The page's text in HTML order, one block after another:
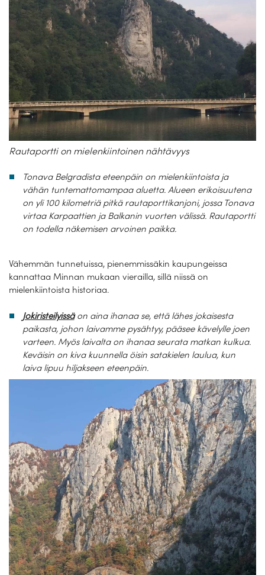
Rautaportti on mielenkiintoinen nähtävyys
Tonava Belgradista eteenpäin on mielenkiintoista ja
vähän tuntemattomampaa aluetta. Alueen erikoisuutena
on yli 100 kilometriä pitkä rautaporttikanjoni, jossa Tonava
virtaa Karpaattien ja Balkanin vuorten välissä. Rautaportti
on todella näkemisen arvoinen paikka.
Vähemmän tunnetuissa, pienemmissäkin kaupungeissa
kannattaa Minnan mukaan vierailla, sillä niissä on
mielenkiintoista historiaa.
Jokiristeilyissäon aina ihanaa se, että lähes jokaisesta
paikasta, johon laivamme pysähtyy, pääsee kävelylle joen
varteen. Myös laivalta on ihanaa seurata matkan kulkua.
Keväisin on kiva kuunnella öisin satakielen laulua, kun
laiva lipuu hiljakseen eteenpäin.